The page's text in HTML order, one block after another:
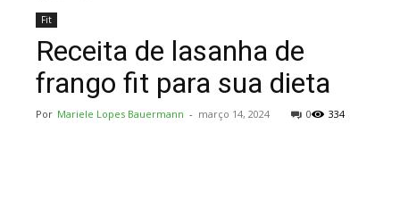
Fit
Receita de lasanha de
frango fit para sua dieta
Por Mariele Lopes Bauermann - março 14, 2024 334
0